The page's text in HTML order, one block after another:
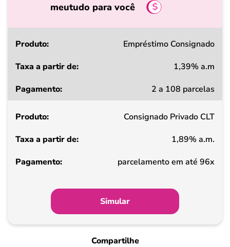
meutudo para você
Produto
a
de
Pagamento
Empréstimo Consignado
1,39% a.m
2 a 108 parcelas
Consignado Privado CLT
1,89% a.m.
parcelamento em até 96x
Simular
Compartilhe